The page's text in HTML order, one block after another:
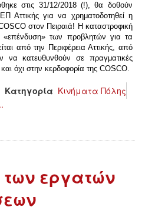
στις 31/12/2018 (!), θα δοθούν
Αττικής για να χρηματοδοτηθεί η
στον Πειραιά! Η καταστροφική
«επένδυση» των προβλητών για τα
από την Περιφέρεια Αττικής, από
κατευθυνθούν σε πραγματικές
όχι στην κερδοφορία της COSCO.
Κατηγορία Κινήματα Πόλης
εργατών